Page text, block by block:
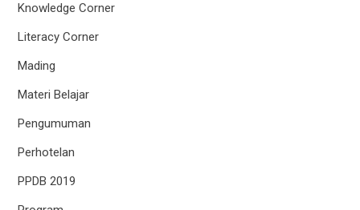
Knowledge Corner
Literacy Corner
Mading
Materi Belajar
Pengumuman
Perhotelan
PPDB 2019